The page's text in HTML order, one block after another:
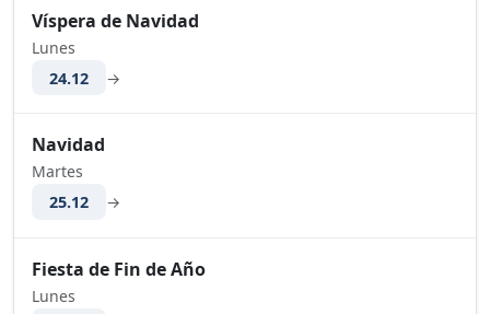
Víspera de Navidad
Lunes
24.12
→
Navidad
Martes
25.12
→
Fiesta de Fin de Año
Lunes